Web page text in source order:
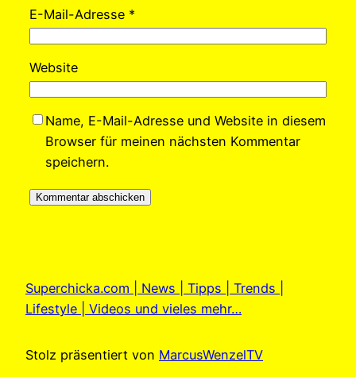
E-Mail-Adresse *
Website
Name, E-Mail-Adresse und Website in diesem
Browser für meinen nächsten Kommentar
speichern.
Superchicka.com | News | Tipps | Trends |
Lifestyle | Videos und vieles mehr…
Stolz präsentiert von MarcusWenzelTV